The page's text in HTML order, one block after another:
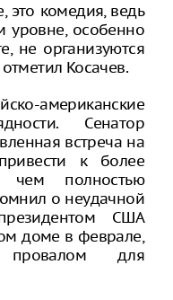
это комедия, ведь
уровне, особенно
не организуются
Косачев.
американские
Сенатор
встреча на
к более
чем полностью
о неудачной
США
доме в феврале,
провалом для